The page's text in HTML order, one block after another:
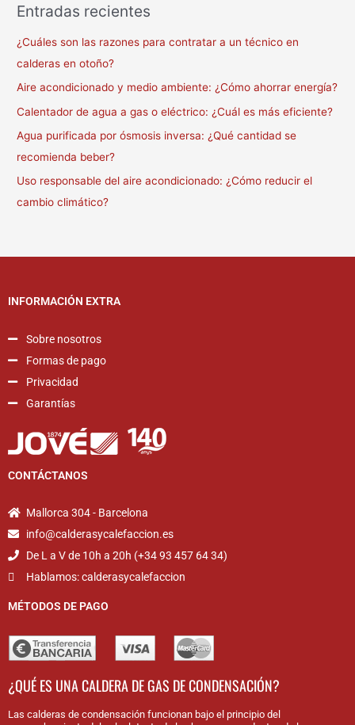
Entradas recientes
¿Cuáles son las razones para contratar a un técnico en
calderas en otoño?
Aire acondicionado y medio ambiente: ¿Cómo ahorrar energía?
Calentador de agua a gas o eléctrico: ¿Cuál es más eficiente?
Agua purificada por ósmosis inversa: ¿Qué cantidad se
recomienda beber?
Uso responsable del aire acondicionado: ¿Cómo reducir el
cambio climático?
INFORMACIÓN EXTRA
Sobre nosotros
Formas de pago
Privacidad
Garantías
CONTÁCTANOS
Mallorca 304 - Barcelona
info@calderasycalefaccion.es
De L a V de 10h a 20h (+34 93 457 64 34)
Hablamos: calderasycalefaccion
MÉTODOS DE PAGO
¿QUÉ ES UNA CALDERA DE GAS DE CONDENSACIÓN?
Las calderas de condensación funcionan bajo el principio del